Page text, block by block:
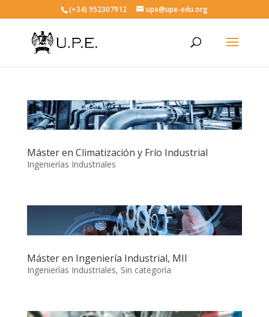
(+34) 952307912 upe@upe-edu.org
Máster en Climatización y Frío Industrial
Ingenierías Industriales
Máster en Ingeniería Industrial, MII
Ingenierías Industriales, Sin categoría